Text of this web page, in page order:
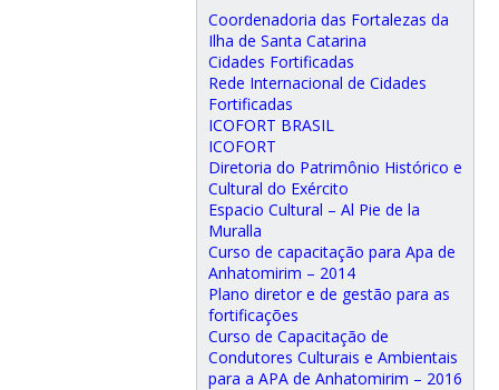
Coordenadoria das Fortalezas da
Ilha de Santa Catarina
Cidades Fortificadas
Rede Internacional de Cidades
Fortificadas
ICOFORT BRASIL
ICOFORT
Diretoria do Patrimônio Histórico e
Cultural do Exército
Espacio Cultural – Al Pie de la
Muralla
Curso de capacitação para Apa de
Anhatomirim – 2014
Plano diretor e de gestão para as
fortificações
Curso de Capacitação de
Condutores Culturais e Ambientais
para a APA de Anhatomirim – 2016